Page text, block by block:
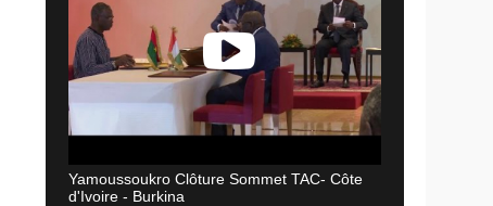
Yamoussoukro Clôture Sommet TAC- Côte
d'Ivoire - Burkina